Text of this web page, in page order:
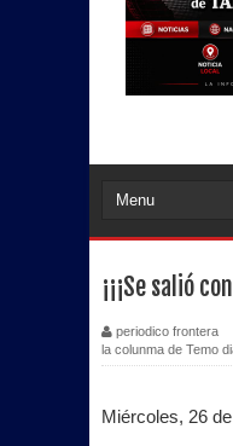
¡¡¡Se salió
periodico frontera
la colunma de Temo
Miércoles, 26